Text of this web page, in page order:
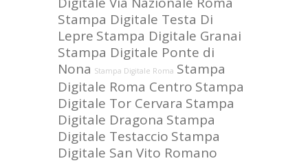
Stampa Digitale Testa Di
Lepre Stampa Digitale Granai
Stampa Digitale Ponte di
Nona Stampa Digitale Roma Stampa
Digitale Roma Centro Stampa
Digitale Tor Cervara Stampa
Digitale Dragona Stampa
Digitale Testaccio Stampa
Digitale San Vito Romano